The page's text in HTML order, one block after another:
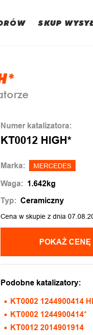
SKUP
Numer katalizatora:
KT0012 HIGH*
Marka: MERCEDES
Waga: 1.642kg
Typ: Ceramiczny
Cena w skupie z dnia
POKAŻ CENĘ
Podobne katalizatory:
KT0002 1244900414
KT0002 1244900414*
KT0012 2014901914